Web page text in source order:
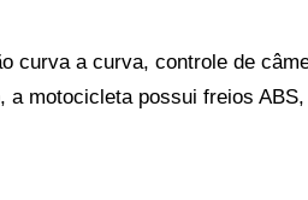
curva a curva, controle de
motocicleta possui freios